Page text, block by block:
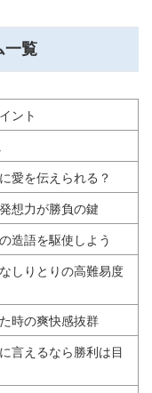
一覧
ント
愛を伝えられる？
想力が勝負の鍵
造語を駆使しよう
しりとりの高難易度
時の爽快感抜群
言えるなら勝利は目